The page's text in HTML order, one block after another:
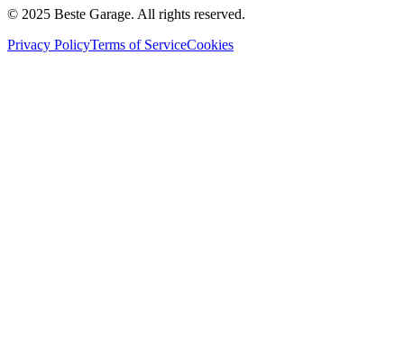
© 2025 Beste Garage. All rights reserved.
Privacy PolicyTerms of ServiceCookies